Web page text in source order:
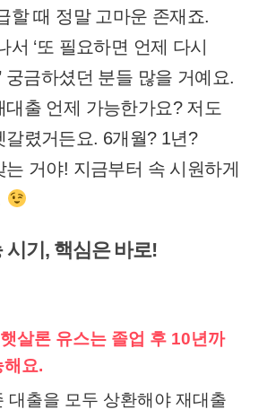
할 때 정말 고마운 존재죠.
서 ‘또 필요하면 언제 다시
궁금하셨던 분들 많을 거예요.
대출 언제 가능한가요? 저도
갈렸거든요. 6개월? 1년?
는 거야! 지금부터 속 시원하게
시기, 핵심은 바로!
살론 유스는 졸업 후 10년까
해요.
대출을 모두 상환해야 재대출